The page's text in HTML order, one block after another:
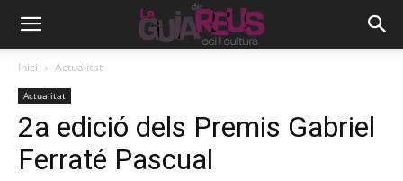
Inici Actualitat
Actualitat
2a edició dels Premis Gabriel
Ferraté Pascual